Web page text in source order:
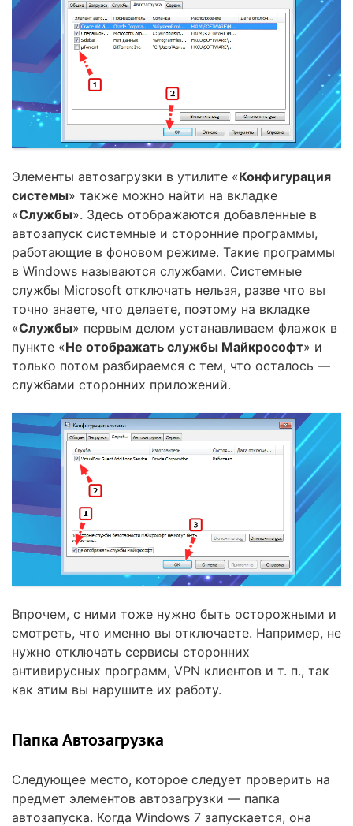
Элементы автозагрузки в утилите «Конфигурация
системы» также можно найти на вкладке
«Службы». Здесь отображаются добавленные в
автозапуск системные и сторонние программы,
работающие в фоновом режиме. Такие программы
в Windows называются службами. Системные
службы Microsoft отключать нельзя, разве что вы
точно знаете, что делаете, поэтому на вкладке
«Службы» первым делом устанавливаем флажок в
пункте «Не отображать службы Майкрософт» и
только потом разбираемся с тем, что осталось —
службами сторонних приложений.
Впрочем, с ними тоже нужно быть осторожными и
смотреть, что именно вы отключаете. Например, не
нужно отключать сервисы сторонних
антивирусных программ, VPN клиентов и т. п., так
как этим вы нарушите их работу.
Папка Автозагрузка
Следующее место, которое следует проверить на
предмет элементов автозагрузки — папка
автозапуска. Когда Windows 7 запускается, она